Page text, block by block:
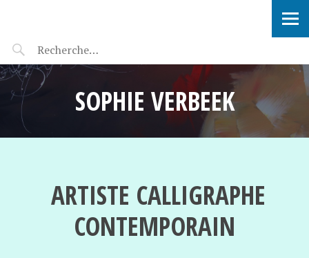
SOPHIE VERBEEK
ARTISTE CALLIGRAPHE
CONTEMPORAIN